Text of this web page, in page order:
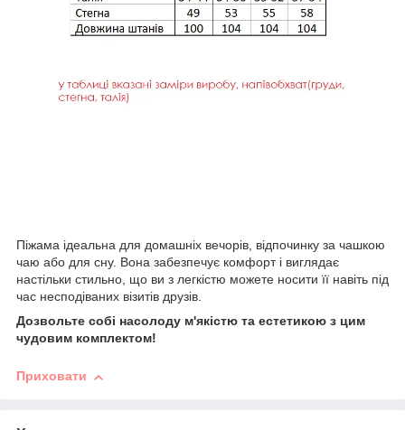
Піжама ідеальна для домашніх вечорів, відпочинку за чашкою
чаю або для сну. Вона забезпечує комфорт і виглядає
настільки стильно, що ви з легкістю можете носити її навіть під
час несподіваних візитів друзів.
Дозвольте собі насолоду м'якістю та естетикою з цим
чудовим комплектом!
Приховати